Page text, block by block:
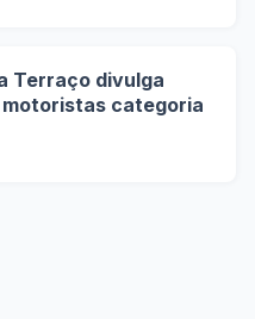
Terraço divulga
categoria